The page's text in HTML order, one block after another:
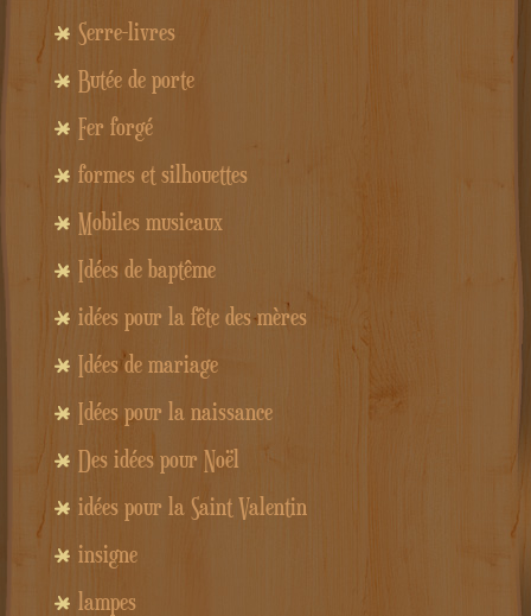
Serre-livres
Butée de porte
Fer forgé
formes et silhouettes
Mobiles musicaux
Idées de baptême
idées pour la fête des mères
Idées de mariage
Idées pour la naissance
Des idées pour Noël
idées pour la Saint Valentin
insigne
lampes